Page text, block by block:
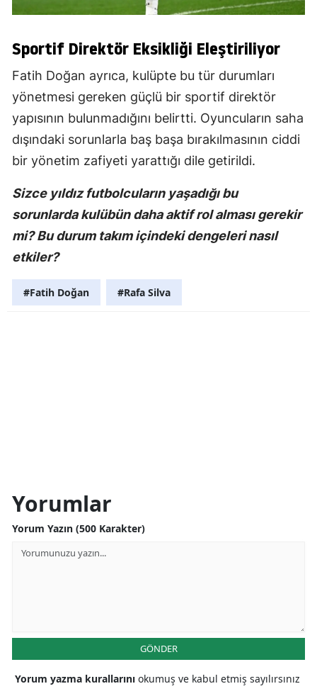
Sportif Direktör Eksikliği Eleştiriliyor
Fatih Doğan ayrıca, kulüpte bu tür durumları
yönetmesi gereken güçlü bir sportif direktör
yapısının bulunmadığını belirtti. Oyuncuların saha
dışındaki sorunlarla baş başa bırakılmasının ciddi
bir yönetim zafiyeti yarattığı dile getirildi.
Sizce yıldız futbolcuların yaşadığı bu
sorunlarda kulübün daha aktif rol alması gerekir
mi? Bu durum takım içindeki dengeleri nasıl
etkiler?
#Fatih Doğan #Rafa Silva
Yorumlar
Yorum Yazın (500 Karakter)
GÖNDER
Yorum yazma kurallarını okumuş ve kabul etmiş sayılırsınız